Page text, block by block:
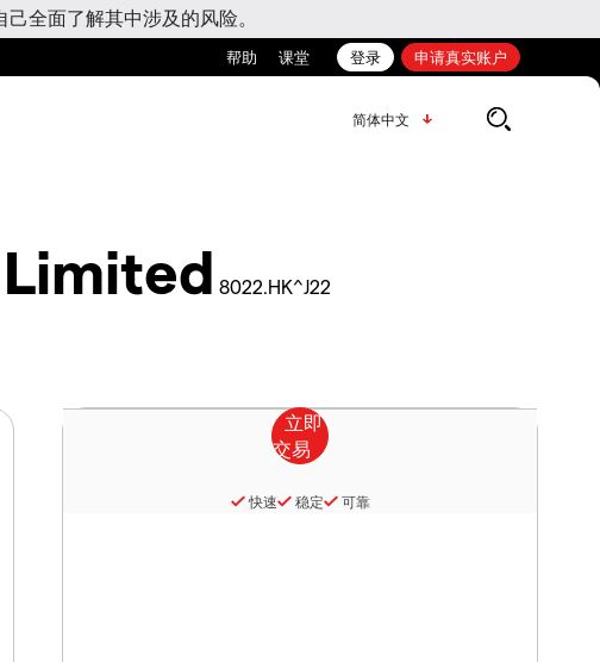
全面了解其中涉及的风险。
帮助 课堂 登录 申请真实账户
简体中文
8022.HK^J22
快速 稳定 可靠